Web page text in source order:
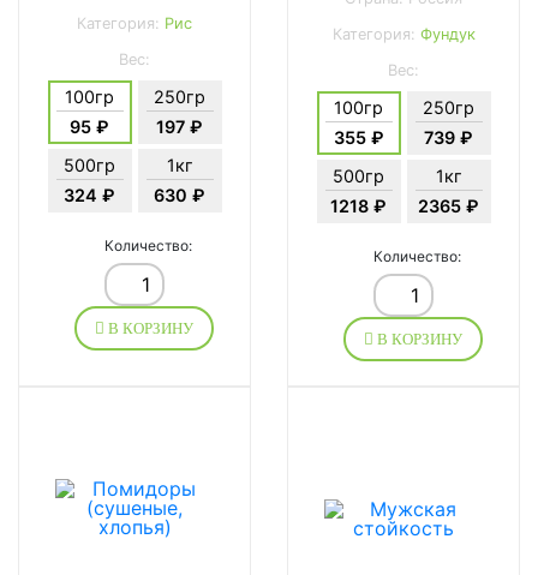
Категория: Рис
Вес:
100гр
95 ₽
250гр
197 ₽
500гр
324 ₽
1кг
630 ₽
Количество:
В КОРЗИНУ
Категория: Фундук
Вес:
100гр
355 ₽
250гр
739 ₽
500гр
1218 ₽
1кг
2365 ₽
Количество:
В КОРЗИНУ